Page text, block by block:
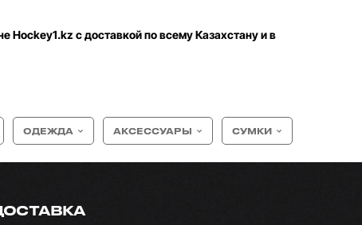
Hockey1.kz с доставкой по всему Казахстану и в
ОДЕЖДА АКСЕССУАРЫ СУМКИ